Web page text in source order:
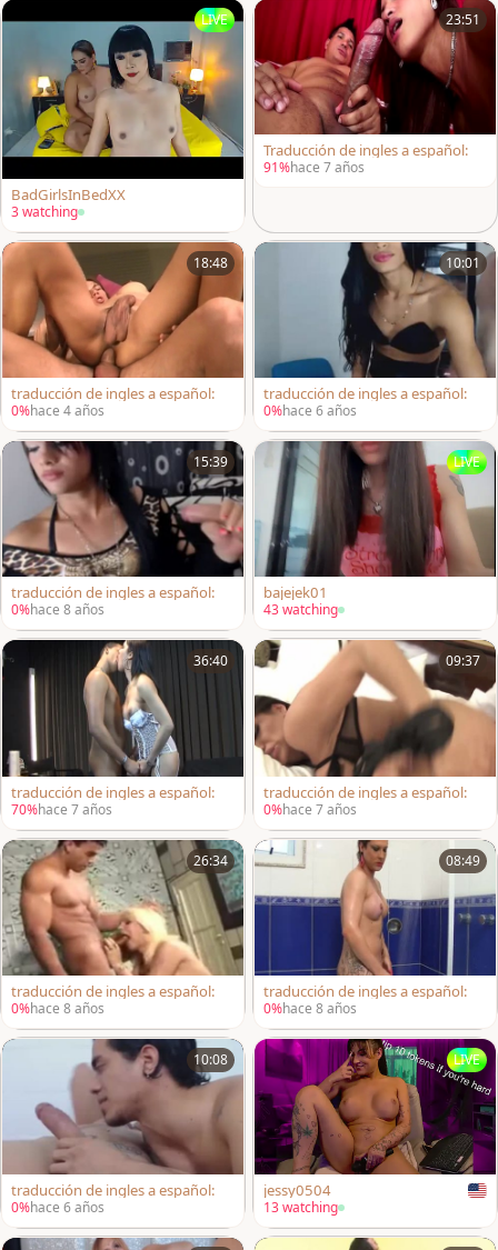
LIVE
BadGirlsInBedXX
3 watching
23:51
Traducción de ingles a español:
91%hace 7 años
18:48
traducción de ingles a español:
0%hace 4 años
10:01
traducción de ingles a español:
0%hace 6 años
15:39
traducción de ingles a español:
0%hace 8 años
LIVE
bajejek01
43 watching
36:40
traducción de ingles a español:
70%hace 7 años
09:37
traducción de ingles a español:
0%hace 7 años
26:34
traducción de ingles a español:
0%hace 8 años
08:49
traducción de ingles a español:
0%hace 8 años
10:08
traducción de ingles a español:
0%hace 6 años
LIVE
jessy0504
13 watching